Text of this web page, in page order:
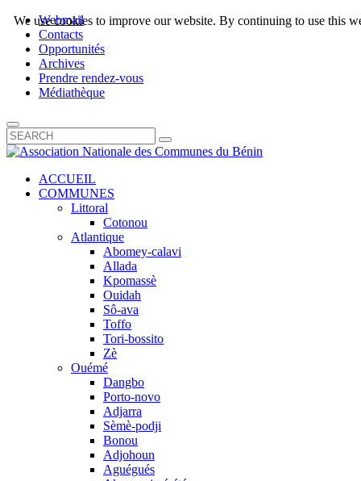
Webmail
Contacts
Opportunités
Archives
Prendre rendez-vous
Médiathèque
ACCUEIL
COMMUNES
Littoral
Cotonou
Atlantique
Abomey-calavi
Allada
Kpomassè
Ouidah
Sô-ava
Toffo
Tori-bossito
Zè
Ouémé
Dangbo
Porto-novo
Adjarra
Sèmè-podji
Bonou
Adjohoun
Aguégués
We use cookies to improve our website. By continuing to use this